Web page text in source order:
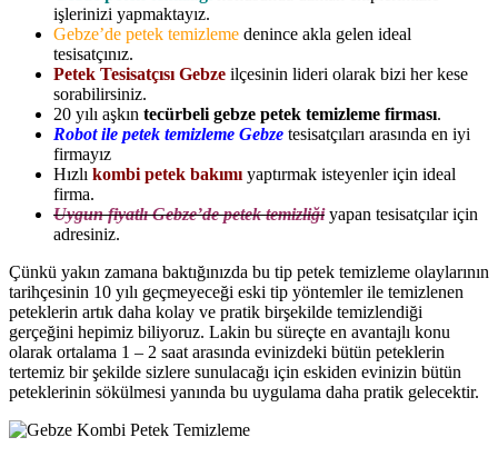
işlerinizi yapmaktayız.
Gebze’de petek temizleme denince akla gelen ideal
tesisatçınız.
Petek Tesisatçısı Gebze ilçesinin lideri olarak bizi her kese
sorabilirsiniz.
20 yılı aşkın tecürbeli gebze petek temizleme firması.
Robot ile petek temizleme Gebze tesisatçıları arasında en iyi
firmayız
Hızlı kombi petek bakımı yaptırmak isteyenler için ideal
firma.
Uygun fiyatlı Gebze’de petek temizliğiyapan tesisatçılar için
adresiniz.
Çünkü yakın zamana baktığınızda bu tip petek temizleme olaylarının
tarihçesinin 10 yılı geçmeyeceği eski tip yöntemler ile temizlenen
peteklerin artık daha kolay ve pratik birşekilde temizlendiği
gerçeğini hepimiz biliyoruz. Lakin bu süreçte en avantajlı konu
olarak ortalama 1 – 2 saat arasında evinizdeki bütün peteklerin
tertemiz bir şekilde sizlere sunulacağı için eskiden evinizin bütün
peteklerinin sökülmesi yanında bu uygulama daha pratik gelecektir.